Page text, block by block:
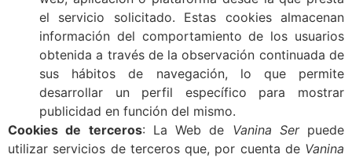
el servicio solicitado. Estas cookies almacenan
información del comportamiento de los usuarios
obtenida a través de la observación continuada de
sus hábitos de navegación, lo que permite
desarrollar un perfil específico para mostrar
publicidad en función del mismo.
Cookies de terceros: La Web de Vanina Ser puede
utilizar servicios de terceros que, por cuenta de Vanina